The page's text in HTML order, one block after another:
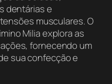
dentárias e
musculares. O
Milia explora as
fornecendo um
sua confecção e